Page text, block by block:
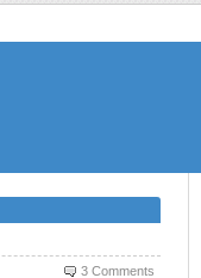
3 Comments